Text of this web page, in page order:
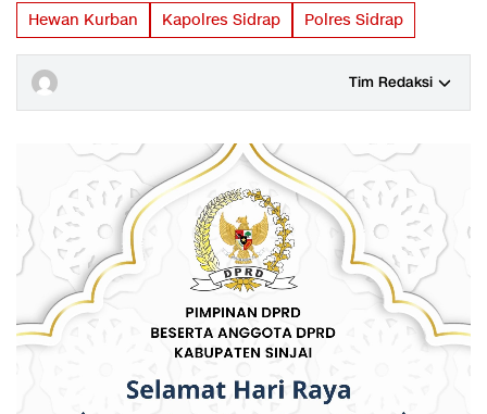
Hewan Kurban Kapolres Sidrap Polres Sidrap
Tim Redaksi